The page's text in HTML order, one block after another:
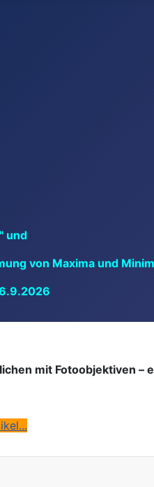
und
von Maxima und
mit Fotoobjektiven –